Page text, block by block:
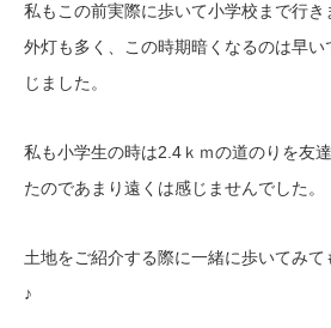
私もこの前実際に歩いて小学校まで行き
外灯も多く、この時期暗くなるのは早
じました。
私も小学生の時は2.4ｋｍの道のりを友
たのであまり遠くは感じませんでした。
土地をご紹介する際に一緒に歩いてみ
♪